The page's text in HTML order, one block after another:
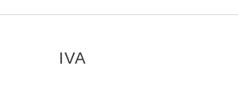
IVA